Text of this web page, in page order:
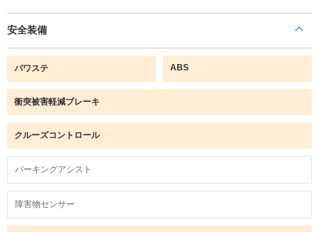
安全装備
パワステ ABS
衝突被害軽減ブレーキ
クルーズコントロール
パーキングアシスト
障害物センサー